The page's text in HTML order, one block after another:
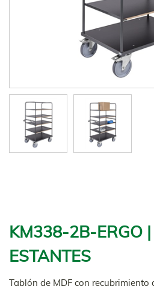
KM338-2B-ERGO
ESTANTES
Tablón de MDF con recubrimiento